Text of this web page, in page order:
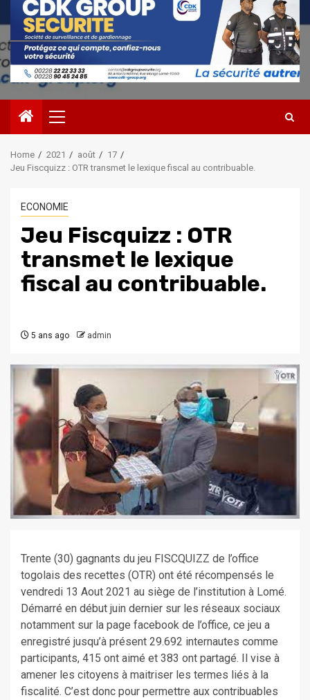
Primary
Menu
Home 2021 août
17
Jeu Fiscquizz : OTR transmet le lexique fiscal au contribuable.
ECONOMIE
Jeu Fiscquizz : OTR
transmet le lexique
fiscal au contribuable.
5 ans ago admin
Trente (30) gagnants du jeu FISCQUIZZ de l’office
togolais des recettes (OTR) ont été récompensés le
vendredi 13 Aout 2021 au siège de l’institution à Lomé.
Démarré en début juin dernier sur les réseaux sociaux
notamment sur la page facebook de l’office, ce jeu a
enregistré jusqu’à présent 29.692 internautes comme
participants, 415 ont aimé et 383 ont partagé. Il vise à
amener les citoyens à maitriser les termes liés à la
fiscalité. C’est donc pour permettre aux contribuables